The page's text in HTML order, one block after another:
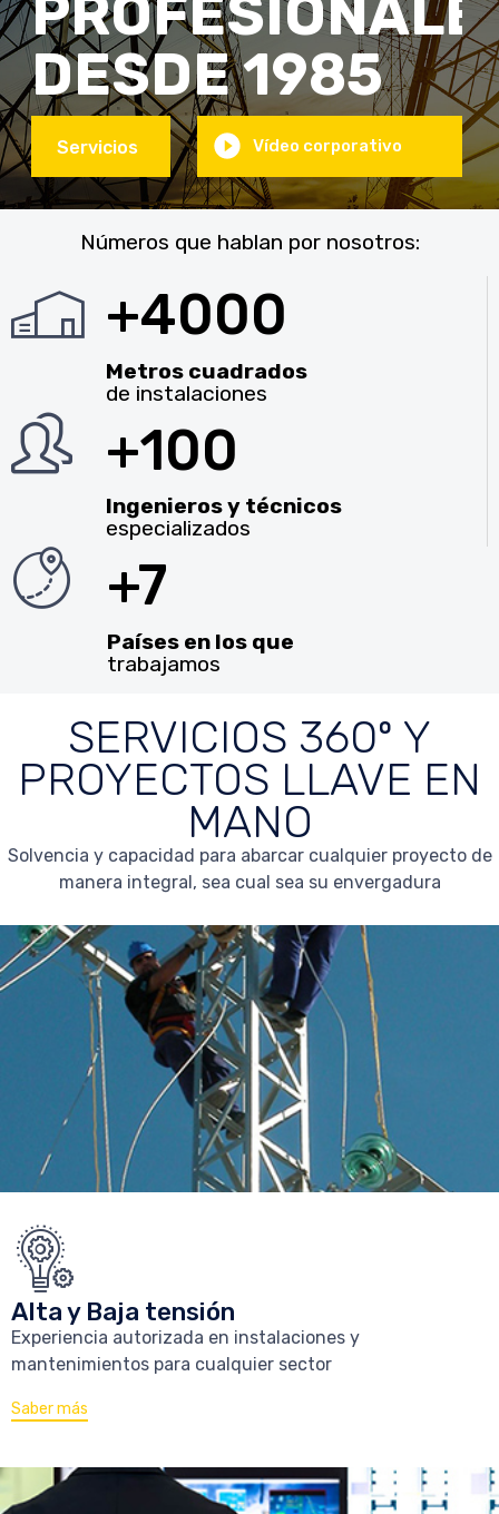
Vídeo corporativo
DESDE 1985
Servicios
Números que hablan por nosotros:
+4000
Metros cuadrados
de instalaciones
+100
Ingenieros y técnicos
especializados
+7
Países en los que
trabajamos
SERVICIOS 360º Y
PROYECTOS LLAVE EN
MANO
Solvencia y capacidad para abarcar cualquier proyecto de
manera integral, sea cual sea su envergadura
Alta y Baja tensión
Experiencia autorizada en instalaciones y
mantenimientos para cualquier sector
Saber más